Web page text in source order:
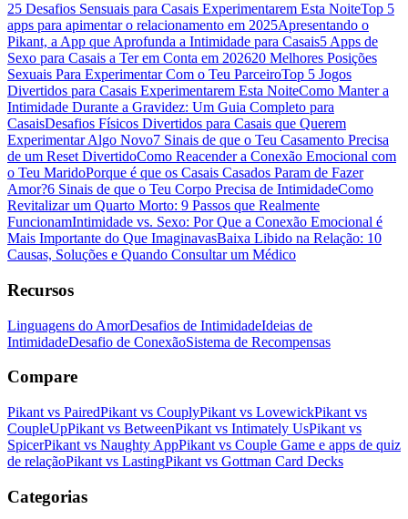
25 Desafios Sensuais para Casais Experimentarem Esta NoiteTop 5
apps para apimentar o relacionamento em 2025Apresentando o
Pikant, a App que Aprofunda a Intimidade para Casais5 Apps de
Sexo para Casais a Ter em Conta em 202620 Melhores Posições
Sexuais Para Experimentar Com o Teu ParceiroTop 5 Jogos
Divertidos para Casais Experimentarem Esta NoiteComo Manter a
Intimidade Durante a Gravidez: Um Guia Completo para
CasaisDesafios Físicos Divertidos para Casais que Querem
Experimentar Algo Novo7 Sinais de que o Teu Casamento Precisa
de um Reset DivertidoComo Reacender a Conexão Emocional com
o Teu MaridoPorque é que os Casais Casados Param de Fazer
Amor?6 Sinais de que o Teu Corpo Precisa de IntimidadeComo
Revitalizar um Quarto Morto: 9 Passos que Realmente
FuncionamIntimidade vs. Sexo: Por Que a Conexão Emocional é
Mais Importante do Que ImaginavasBaixa Libido na Relação: 10
Causas, Soluções e Quando Consultar um Médico
Recursos
Linguagens do AmorDesafios de IntimidadeIdeias de
IntimidadeDesafio de ConexãoSistema de Recompensas
Compare
Pikant vs PairedPikant vs CouplyPikant vs LovewickPikant vs
CoupleUpPikant vs BetweenPikant vs Intimately UsPikant vs
SpicerPikant vs Naughty AppPikant vs Couple Game e apps de quiz
de relaçãoPikant vs LastingPikant vs Gottman Card Decks
Categorias